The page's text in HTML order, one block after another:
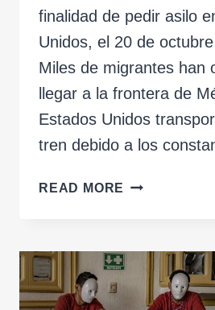
finalidad de pedir asilo
Unidos, el 20 de
Miles de migrantes han
llegar a la frontera de
Estados Unidos
tren debido a los
READ MORE THE